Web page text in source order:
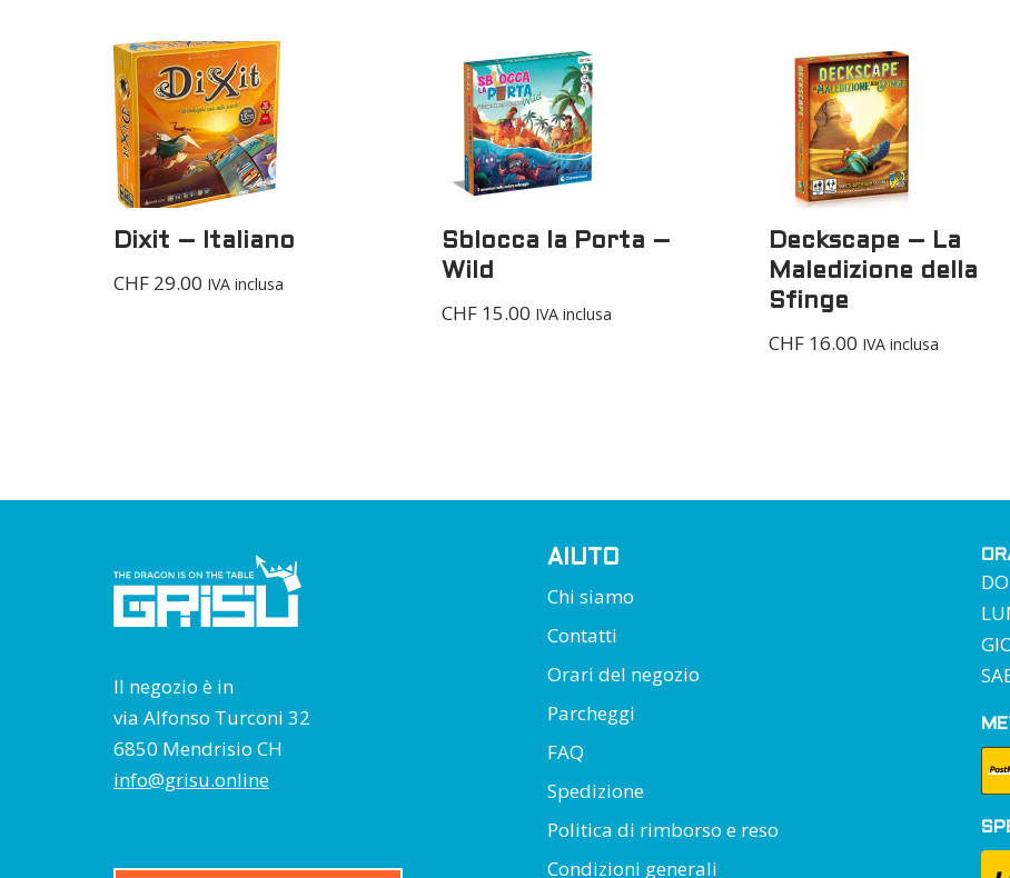
Dixit – Italiano
CHF 29.00 IVA inclusa
Sblocca la Porta –
Wild
CHF15.00 IVA inclusa
Deckscape – La
Maledizione della
Sfinge
CHF 16.00 IVA inclusa
Il negozio è in
via Alfonso Turconi 32
6850 Mendrisio CH
info@grisu.online
AIUTO
Chi siamo
Contatti
Orari del negozio
Parcheggi
FAQ
Spedizione
Politica di rimborso e reso
Condizioni generali